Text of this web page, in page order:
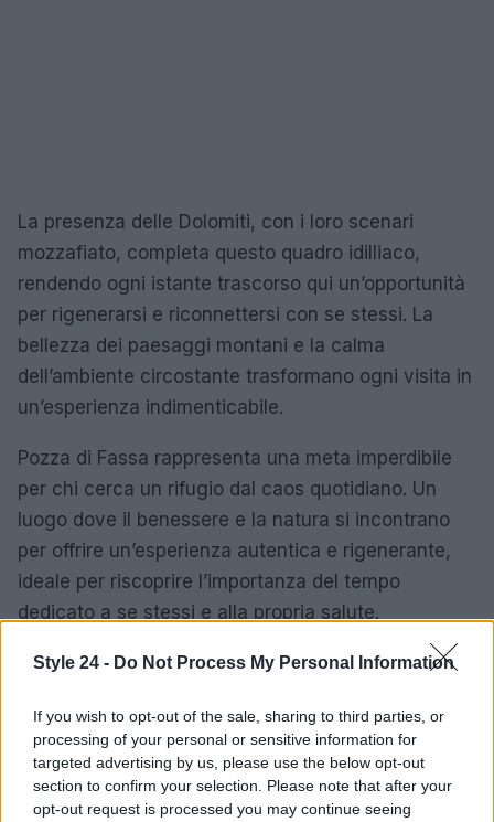
Style 24 - Do Not Process My Personal Information
If you wish to opt-out of the sale, sharing to third parties, or
processing of your personal or sensitive information for
targeted advertising by us, please use the below opt-out
section to confirm your selection. Please note that after your
opt-out request is processed you may continue seeing
La presenza delle Dolomiti, con i loro scenari
mozzafiato, completa questo quadro idilliaco,
rendendo ogni istante trascorso qui un’opportunità
per rigenerarsi e riconnettersi con se stessi. La
bellezza dei paesaggi montani e la calma
dell’ambiente circostante trasformano ogni visita in
un’esperienza indimenticabile.
Pozza di Fassa rappresenta una meta imperdibile
per chi cerca un rifugio dal caos quotidiano. Un
luogo dove il benessere e la natura si incontrano
per offrire un’esperienza autentica e rigenerante,
ideale per riscoprire l’importanza del tempo
dedicato a se stessi e alla propria salute.
Staff